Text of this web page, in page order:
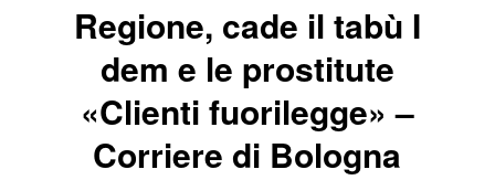
Regione, cade il tabù I
dem e le prostitute
«Clienti fuorilegge» –
Corriere di Bologna